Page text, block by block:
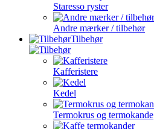
Staresso ryster
Andre mærker / tilbehør
Tilbehør
Kafferistere
Kedel
Termokrus og termokande